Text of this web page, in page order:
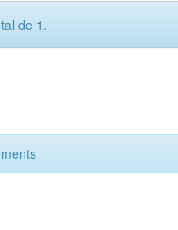
de 1.